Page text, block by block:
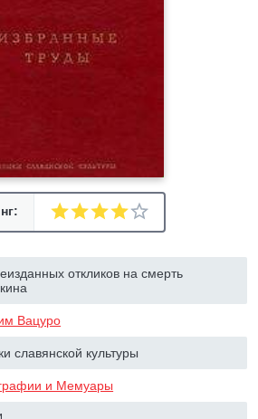
откликов на смерть
Вацуро
славянской культуры
и Мемуары